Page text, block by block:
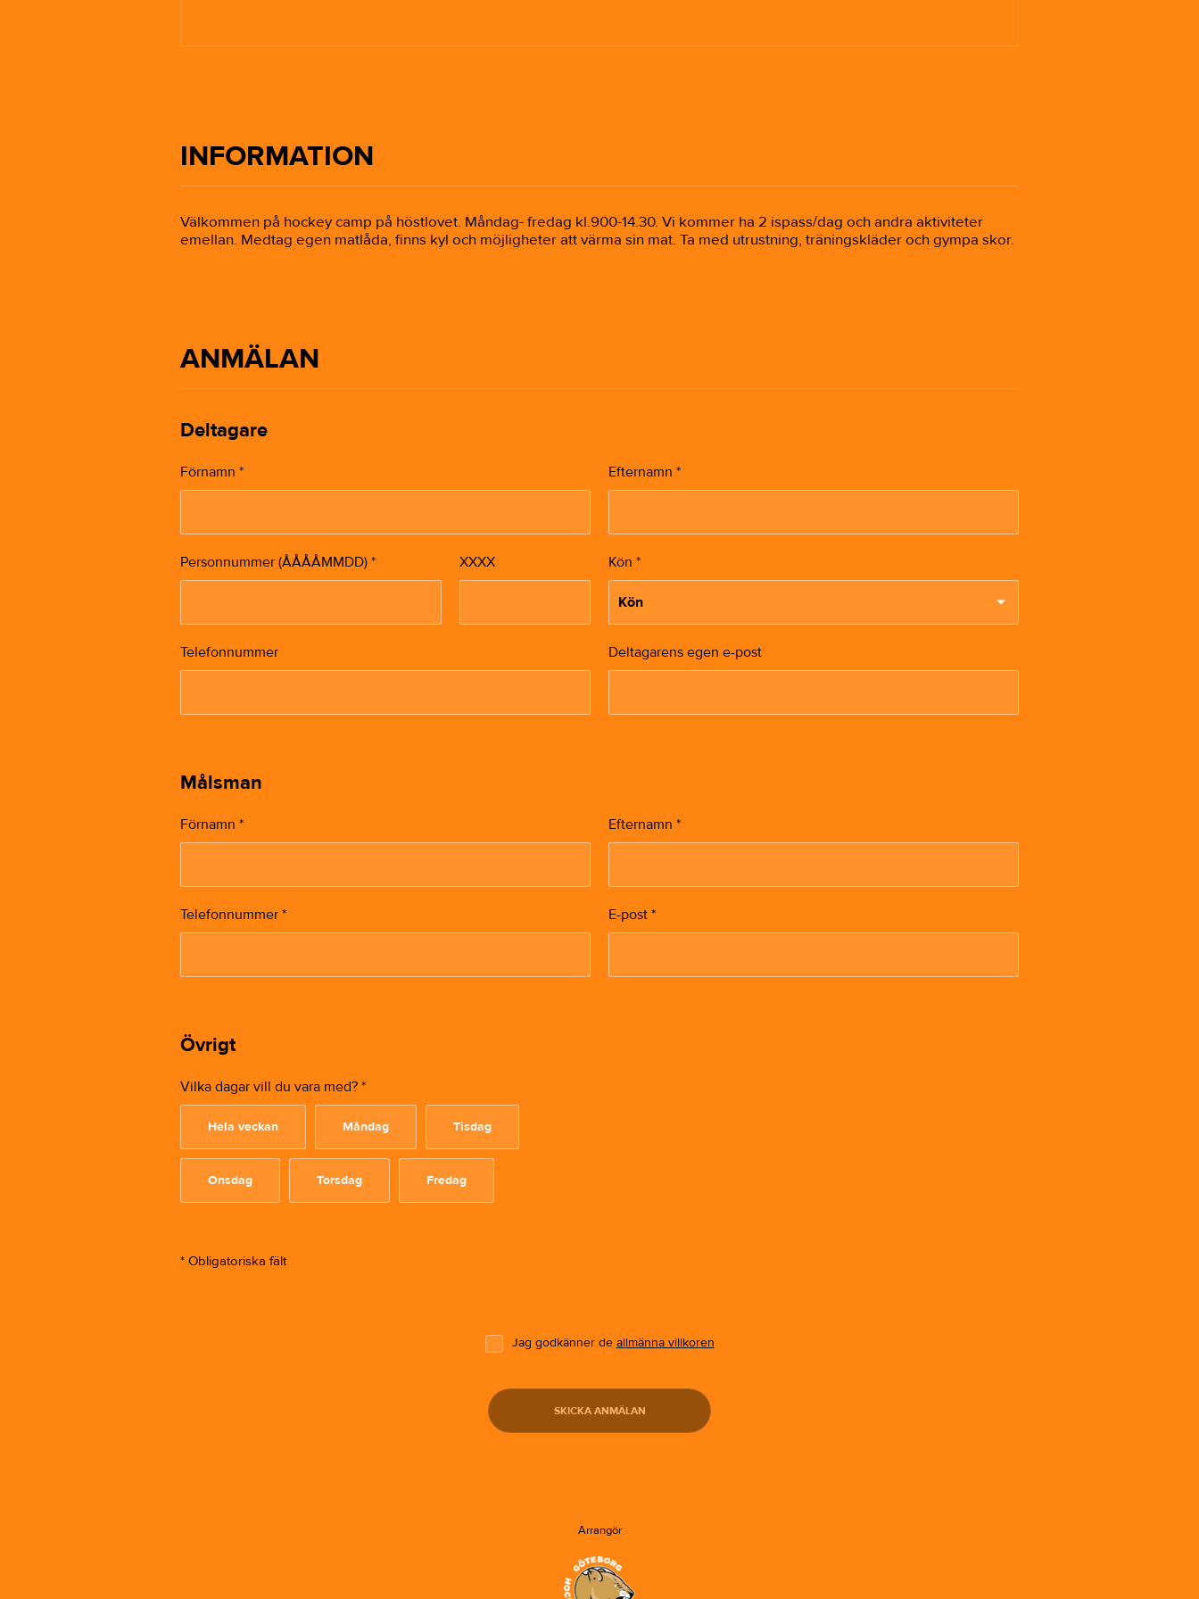
INFORMATION
Välkommen på hockey camp på höstlovet. Måndag- fredag kl.900-14.30. Vi kommer ha 2 ispass/dag och andra aktiviteter
emellan. Medtag egen matlåda, finns kyl och möjligheter att värma sin mat. Ta med utrustning, träningskläder och gympa skor.
ANMÄLAN
Deltagare
Förnamn * Efternamn *
Personnummer (ÅÅÅÅMMDD) * XXXX Kön *
Telefonnummer Deltagarens egen e-post
Målsman
Förnamn * Efternamn *
Telefonnummer * E-post *
Övrigt
Vilka dagar vill du vara med? *
Hela veckan Måndag Tisdag
Onsdag Torsdag Fredag
* Obligatoriska fält
Jag godkänner de allmänna villkoren
SKICKA ANMÄLAN
Arrangör